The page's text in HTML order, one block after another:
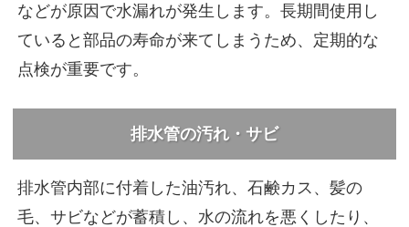
などが原因で水漏れが発生します。長期間使用し
ていると部品の寿命が来てしまうため、定期的な
点検が重要です。
排水管の汚れ・サビ
排水管内部に付着した油汚れ、石鹸カス、髪の
毛、サビなどが蓄積し、水の流れを悪くしたり、